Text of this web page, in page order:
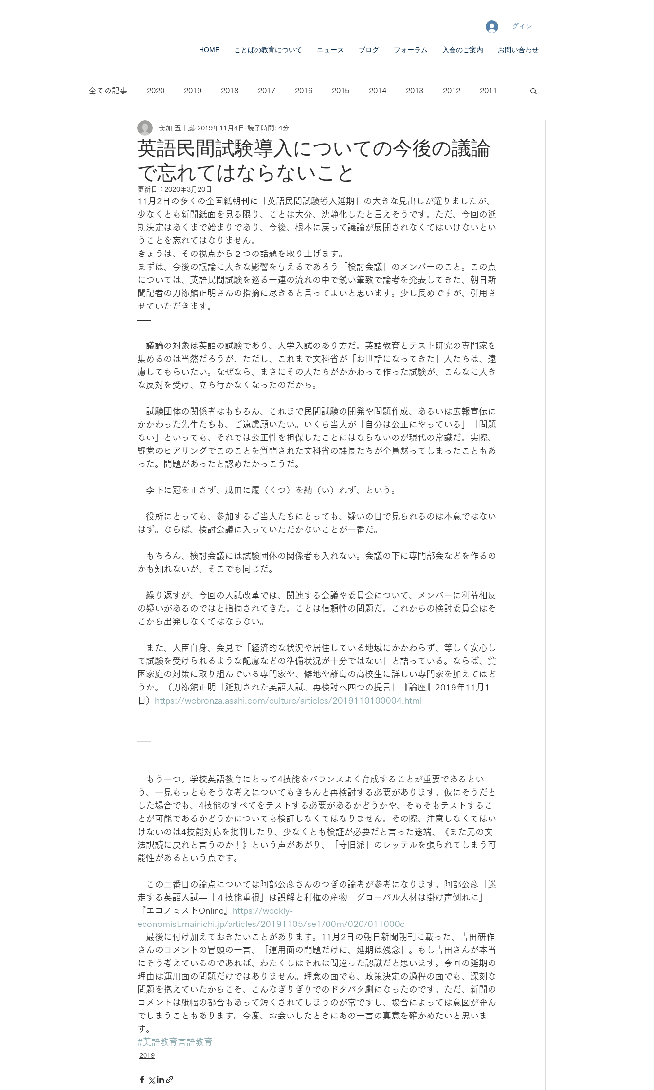
ログイン
HOME ことばの教育について ニュース ブログ フォーラム 入会のご案内 お問い合わせ
全ての記事 2020 2019 2018 2017 2016 2015 2014 2013 2012 2011
2009 2008 2007 2021
英語民間試験導入についての今後の議論
で忘れてはならないこと
美加 五十嵐 2019年11月4日 読了時間: 4分
更新日： 2020年3月20日
11月2日の多くの全国紙朝刊に「英語民間試験導入延期」の大きな見出しが躍りましたが、
少なくとも新聞紙面を見る限り、ことは大分、沈静化したと言えそうです。ただ、今回の延
期決定はあくまで始まりであり、今後、根本に戻って議論が展開されなくてはいけないとい
うことを忘れてはなりません。
きょうは、その視点から２つの話題を取り上げます。
まずは、今後の議論に大きな影響を与えるであろう「検討会議」のメンバーのこと。この点
については、英語民間試験を巡る一連の流れの中で鋭い筆致で論考を発表してきた、朝日新
聞記者の刀祢館正明さんの指摘に尽きると言ってよいと思います。少し長めですが、引用さ
せていただきます。
—–
議論の対象は英語の試験であり、大学入試のあり方だ。英語教育とテスト研究の専門家を
集めるのは当然だろうが、ただし、これまで文科省が「お世話になってきた」人たちは、遠
慮してもらいたい。なぜなら、まさにその人たちがかかわって作った試験が、こんなに大き
な反対を受け、立ち行かなくなったのだから。
試験団体の関係者はもちろん、これまで民間試験の開発や問題作成、あるいは広報宣伝に
かかわった先生たちも、ご遠慮願いたい。いくら当人が「自分は公正にやっている」「問題
ない」といっても、それでは公正性を担保したことにはならないのが現代の常識だ。実際、
野党のヒアリングでこのことを質問された文科省の課長たちが全員黙ってしまったこともあ
った。問題があったと認めたかっこうだ。
李下に冠を正さず、瓜田に履（くつ）を納（い）れず、という。
役所にとっても、参加するご当人たちにとっても、疑いの目で見られるのは本意ではない
はず。ならば、検討会議に入っていただかないことが一番だ。
もちろん、検討会議には試験団体の関係者も入れない。会議の下に専門部会などを作るの
かも知れないが、そこでも同じだ。
繰り返すが、今回の入試改革では、関連する会議や委員会について、メンバーに利益相反
の疑いがあるのではと指摘されてきた。ことは信頼性の問題だ。これからの検討委員会はそ
こから出発しなくてはならない。
また、大臣自身、会見で「経済的な状況や居住している地域にかかわらず、等しく安心し
て試験を受けられるような配慮などの準備状況が十分ではない」と語っている。ならば、貧
困家庭の対策に取り組んでいる専門家や、僻地や離島の高校生に詳しい専門家を加えてはど
うか。（刀祢館正明「延期された英語入試、再検討へ四つの提言」『論座』2019年11月1
日） https://webronza.asahi.com/culture/articles/2019110100004.html
—–
もう一つ。学校英語教育にとって4技能をバランスよく育成することが重要であるとい
う、一見もっともそうな考えについてもきちんと再検討する必要があります。仮にそうだと
した場合でも、4技能のすべてをテストする必要があるかどうかや、そもそもテストするこ
とが可能であるかどうかについても検証しなくてはなりません。その際、注意しなくてはい
けないのは4技能対応を批判したり、少なくとも検証が必要だと言った途端、《また元の文
法訳読に戻れと言うのか！》という声があがり、「守旧派」のレッテルを張られてしまう可
能性があるという点です。
この二番目の論点については阿部公彦さんのつぎの論考が参考になります。阿部公彦「迷
走する英語入試—「４技能重視」は誤解と利権の産物　グローバル人材は掛け声倒れに」
『エコノミストOnline』 https://weekly-
economist.mainichi.jp/articles/20191105/se1/00m/020/011000c
最後に付け加えておきたいことがあります。11月2日の朝日新聞朝刊に載った、吉田研作
さんのコメントの冒頭の一言、「運用面の問題だけに、延期は残念」。もし吉田さんが本当
にそう考えているのであれば、わたくしはそれは間違った認識だと思います。今回の延期の
理由は運用面の問題だけではありません。理念の面でも、政策決定の過程の面でも、深刻な
問題を抱えていたからこそ、こんなぎりぎりでのドタバタ劇になったのです。ただ、新聞の
コメントは紙幅の都合もあって短くされてしまうのが常ですし、場合によっては意図が歪ん
でしまうこともあります。今度、お会いしたときにあの一言の真意を確かめたいと思いま
す。
#英語教育言語教育
2019